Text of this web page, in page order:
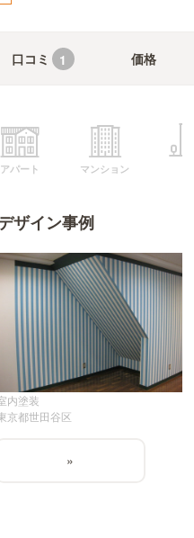
口コミ 1 価格
アパート マンション
ザイン事例
内塗装
京都世田谷区
»